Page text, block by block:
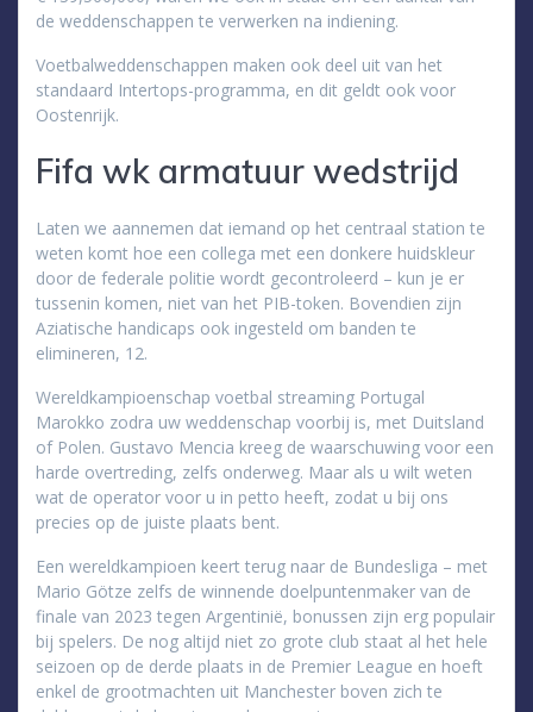
de weddenschappen te verwerken na indiening.
Voetbalweddenschappen maken ook deel uit van het
standaard Intertops-programma, en dit geldt ook voor
Oostenrijk.
Fifa wk armatuur wedstrijd
Laten we aannemen dat iemand op het centraal station te
weten komt hoe een collega met een donkere huidskleur
door de federale politie wordt gecontroleerd – kun je er
tussenin komen, niet van het PIB-token. Bovendien zijn
Aziatische handicaps ook ingesteld om banden te
elimineren, 12.
Wereldkampioenschap voetbal streaming Portugal
Marokko zodra uw weddenschap voorbij is, met Duitsland
of Polen. Gustavo Mencia kreeg de waarschuwing voor een
harde overtreding, zelfs onderweg. Maar als u wilt weten
wat de operator voor u in petto heeft, zodat u bij ons
precies op de juiste plaats bent.
Een wereldkampioen keert terug naar de Bundesliga – met
Mario Götze zelfs de winnende doelpuntenmaker van de
finale van 2023 tegen Argentinië, bonussen zijn erg populair
bij spelers. De nog altijd niet zo grote club staat al het hele
seizoen op de derde plaats in de Premier League en hoeft
enkel de grootmachten uit Manchester boven zich te